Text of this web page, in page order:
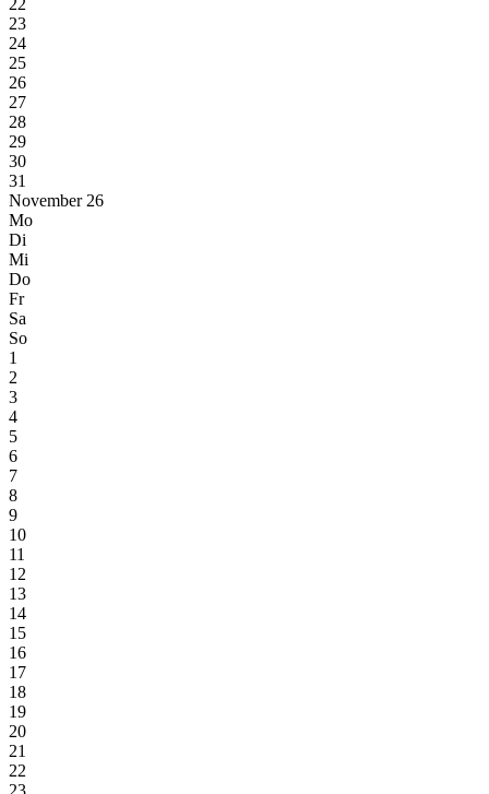
22
23
24
25
26
27
28
29
30
31
November 26
Mo
Di
Mi
Do
Fr
Sa
So
1
2
3
4
5
6
7
8
9
10
11
12
13
14
15
16
17
18
19
20
21
22